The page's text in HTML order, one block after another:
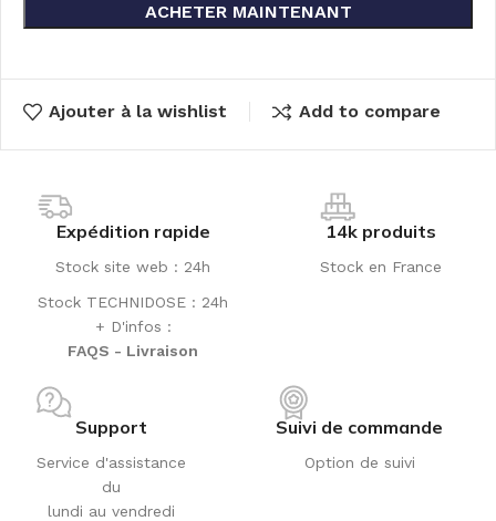
ACHETER MAINTENANT
Ajouter à la wishlist Add to compare
Expédition rapide
Stock site web : 24h
Stock TECHNIDOSE : 24h
+ D'infos :
FAQS - Livraison
14k produits
Stock en France
Support
Service d'assistance
du
lundi au vendredi
Suivi de commande
Option de suivi